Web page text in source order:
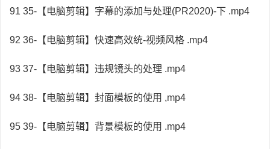
91 35-【电脑剪辑】字幕的添加与处理(PR2020)-下 .mp4
92 36-【电脑剪辑】快速高效统-视频风格 .mp4
93 37-【电脑剪辑】违规镜头的处理 .mp4
94 38-【电脑剪辑】封面模板的使用 ,mp4
95 39-【电脑剪辑】背景模板的使用 .mp4